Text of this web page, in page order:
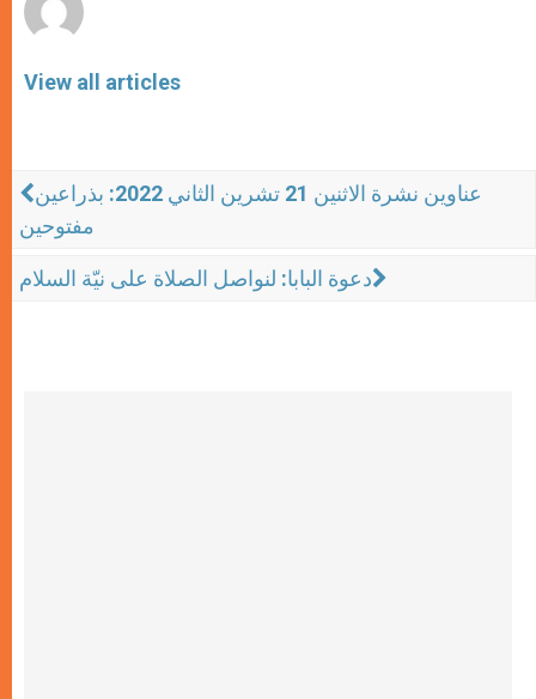
View all articles
عناوين نشرة الاثنين 21 تشرين الثاني 2022: بذراعين
مفتوحين
دعوة البابا: لنواصل الصلاة على نيّة السلام